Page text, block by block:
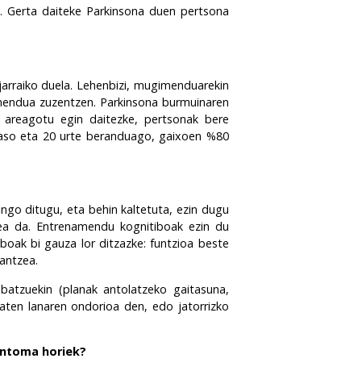
daiteke Parkinsona duen pertsona
duela. Lehenbizi, mugimenduarekin
zuzentzen. Parkinsona burmuinaren
egin daitezke, pertsonak bere
eta 20 urte beranduago, gaixoen %80
ditugu, eta behin kaltetuta, ezin dugu
da. Entrenamendu kognitiboak ezin du
bi gauza lor ditzazke:funtzioa beste
.
(planak antolatzeko gaitasuna,
lanaren ondorioa den, edo jatorrizko
horiek?